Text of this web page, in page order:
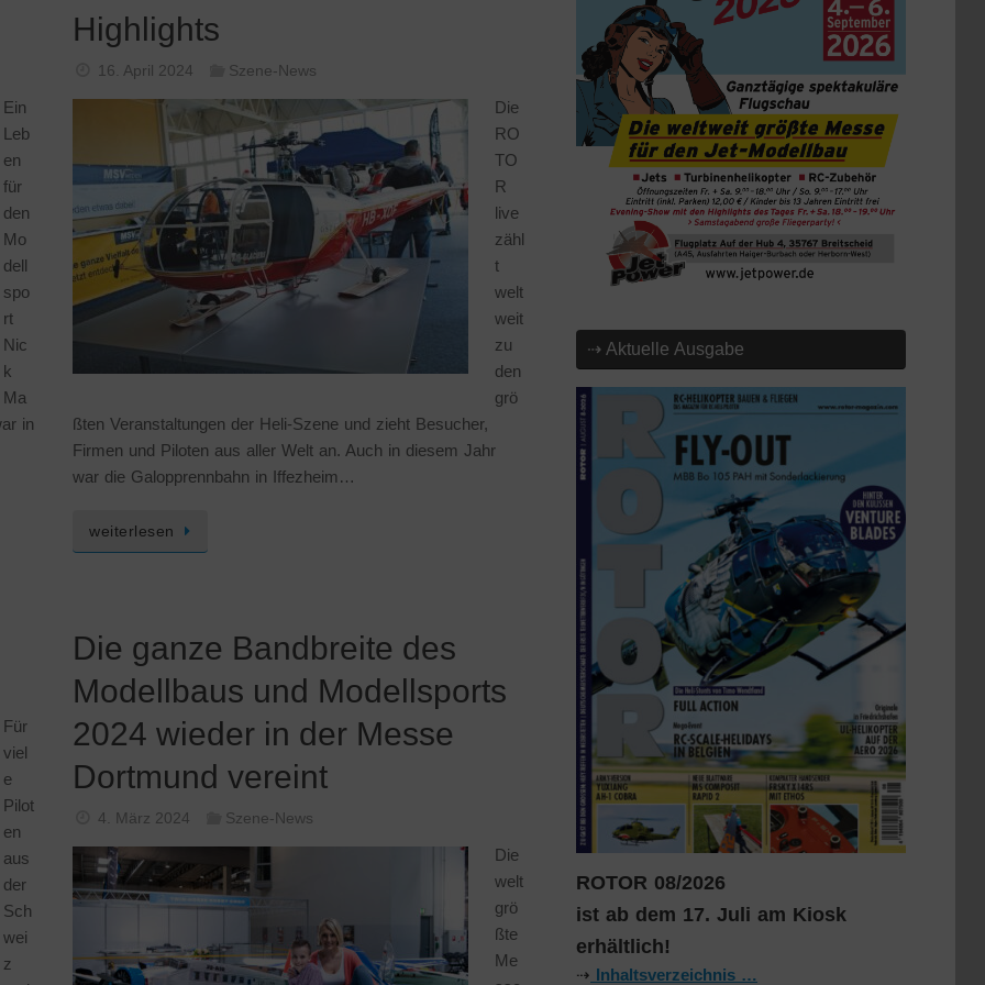
Ein
Leb
en
für
den
Mo
dell
spo
rt
Nic
k
Ma
in
Highlights
16. April 2024 Szene-News
Die
RO
TO
R
live
zähl
t
welt
weit
zu
den
grö
ßten Veranstaltungen der Heli-Szene und zieht Besucher,
Firmen und Piloten aus aller Welt an. Auch in diesem Jahr
war die Galopprennbahn in Iffezheim…
weiterlesen
Für
viel
e
Pilot
en
aus
der
Sch
wei
z
Die ganze Bandbreite des
Modellbaus und Modellsports
2024 wieder in der Messe
Dortmund vereint
4. März 2024 Szene-News
Die
welt
grö
ßte
Me
⇢ Aktuelle Ausgabe
ROTOR 08/2026
ist ab dem 17. Juli am Kiosk
erhältlich!
⇢ Inhaltsverzeichnis …